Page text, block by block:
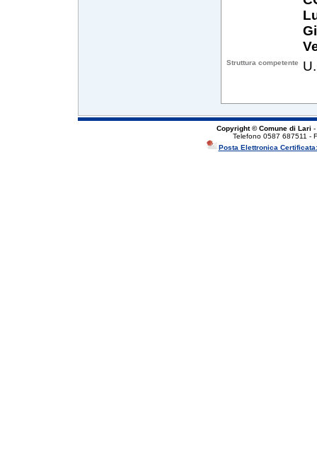
Struttura competente
Copyright © Comune di Lari -
Telefono 0587 687511 -
Posta Elettronica Certificata: